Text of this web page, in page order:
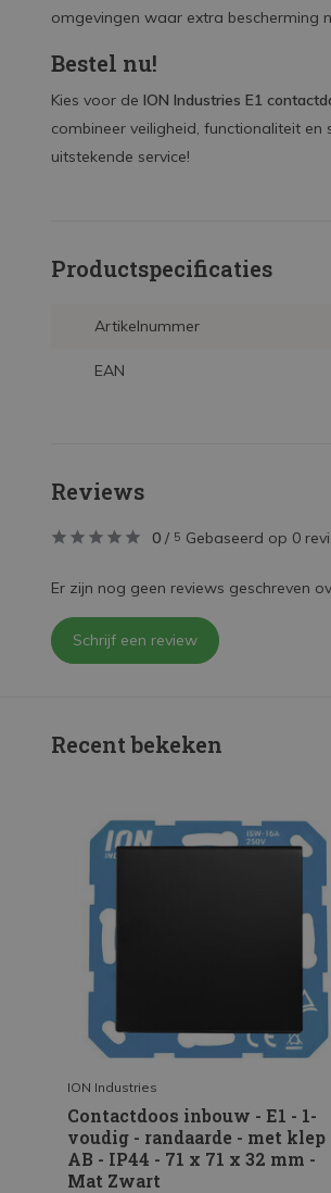
omgevingen waar extra bescherming
Bestel nu!
Kies voor de ION Industries E1
combineer veiligheid, functionaliteit
uitstekende service!
Productspecificaties
Artikelnummer
EAN
Reviews
0 / 5 Gebaseerd op 0
Er zijn nog geen reviews geschreven
Schrijf een review
Recent bekeken
ION Industries
Contactdoos inbouw - E1 - 1-
voudig - randaarde - met klep
AB - IP44 - 71 x 71 x 32 mm -
Mat Zwart